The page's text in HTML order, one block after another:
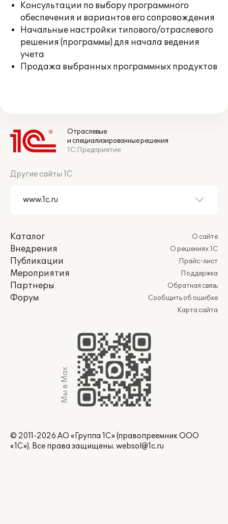
Консультации по выбору программного
обеспечения и вариантов его сопровождения
Начальные настройки типового/отраслевого
решения (программы) для начала ведения
учета
Продажа выбранных программных продуктов
Отраслевые
и специализированные решения
1С:Предприятие
Другие сайты 1С
Каталог
Внедрения
Публикации
Мероприятия
Партнеры
Форум
О сайте
О решениях 1С
Прайс-лист
Поддержка
Обратная связь
Сообщить об ошибке
Карта сайта
Мы в Max
© 2011-2026 АО «Группа 1С» (правопреемник ООО
«1С»). Все права защищены. websol@1c.ru